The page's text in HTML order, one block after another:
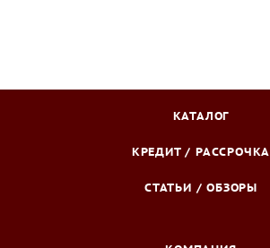
КАТАЛОГ
КРЕДИТ / РАССРОЧКА
СТАТЬИ / ОБЗОРЫ